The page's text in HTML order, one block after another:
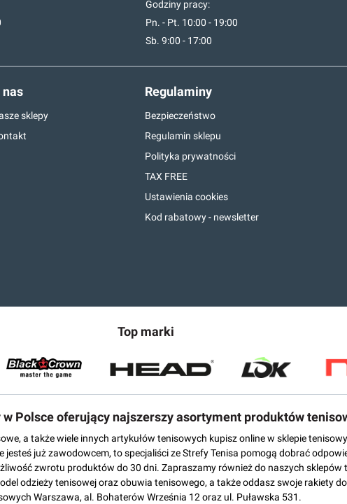
Godziny pracy:
Pn. - Pt. 10:00 - 19:00
Sb. 9:00 - 17:00
nas
sklepy
Regulaminy
Bezpieczeństwo
Regulamin sklepu
Polityka prywatności
TAX FREE
Ustawienia cookies
Kod rabatowy - newsletter
Top marki
Polsce oferujący najszerszy asortyment produktów
a także wiele innych artykułów tenisowych kupisz online w sklepie
już zawodowcem, to specjaliści ze Strefy Tenisa pomogą dobrać
zwrotu produktów do 30 dni. Zapraszamy również do naszych sklepów
odzieży tenisowej oraz obuwia tenisowego, a także oddasz swoje rakiety
Warszawa, al. Bohaterów Września 12 oraz ul. Puławska 531.